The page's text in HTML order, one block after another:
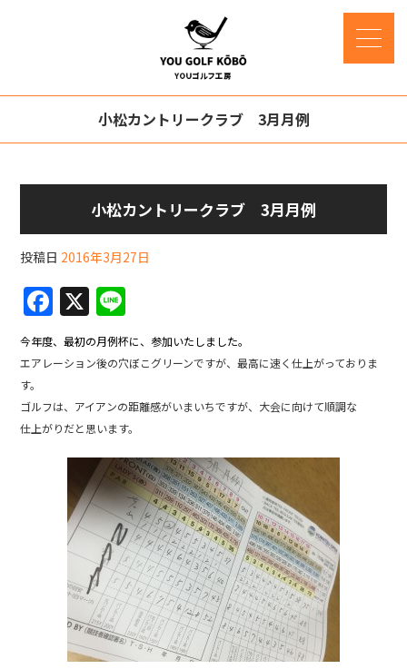
小松カントリークラブ 3月月例
小松カントリークラブ 3月月例
投稿日 2016年3月27日
F
a
c
b
o
k
X
n
e
今年度、最初の月例杯に、参加いたしました。
エアレーション後の穴ぼこグリーンですが、最高に速く仕上がっておりま
す。
ゴルフは、アイアンの距離感がいまいちですが、大会に向けて順調な
仕上がりだと思います。